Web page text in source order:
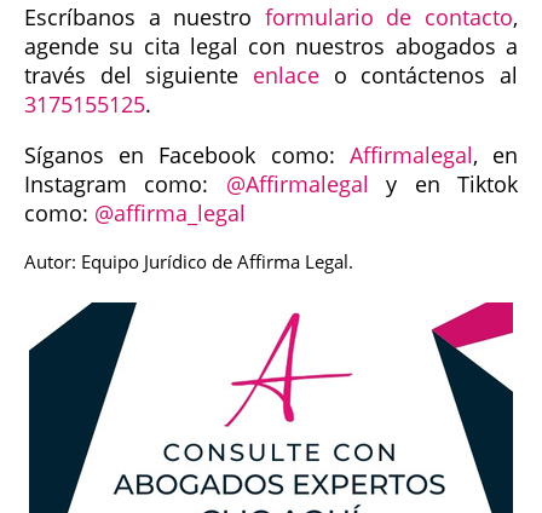
Escríbanos a nuestro formulario de contacto,
agende su cita legal con nuestros abogados a
través del siguiente enlace o contáctenos al
3175155125.
Síganos en Facebook como: Affirmalegal, en
Instagram como: @Affirmalegal y en Tiktok
como: @affirma_legal
Autor: Equipo Jurídico de Affirma Legal.